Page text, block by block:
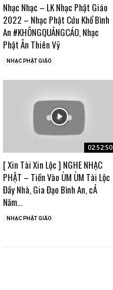
Nhạc Nhạc – LK Nhạc Phật Giáo
2022 – Nhạc Phật Cứu Khổ Bình
An #KHÔNGQUẢNGCÁO, Nhạc
Phật Ân Thiên Vỹ
NHẠC PHẬT GIÁO
02:52:50
[ Xin Tài Xin Lộc ] NGHE NHẠC
PHẬT – Tiền Vào ÙM ÙM Tài Lộc
Đầy Nhà, Gia Đạo Bình An, cẢ
Năm...
NHẠC PHẬT GIÁO